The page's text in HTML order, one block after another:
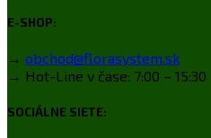
E-SHOP:
→ obchod@florasystem.sk
→ Hot-Line v čase: 7:00 – 15:30
SOCIÁLNE SIETE: